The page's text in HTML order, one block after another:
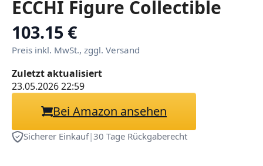
ECCHI Figure Collectible
Model StatueToy Supplies
Dessert Decorations for
Adult Gift Theme Doll
103.15 €
Preis inkl. MwSt., zggl. Versand
Zuletzt aktualisiert
23.05.2026 22:59
Bei Amazon ansehen
Sicherer Einkauf|30 Tage Rückgaberecht